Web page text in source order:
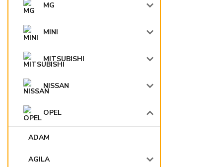
MG
MINI
MITSUBISHI
NISSAN
OPEL
ADAM
AGILA